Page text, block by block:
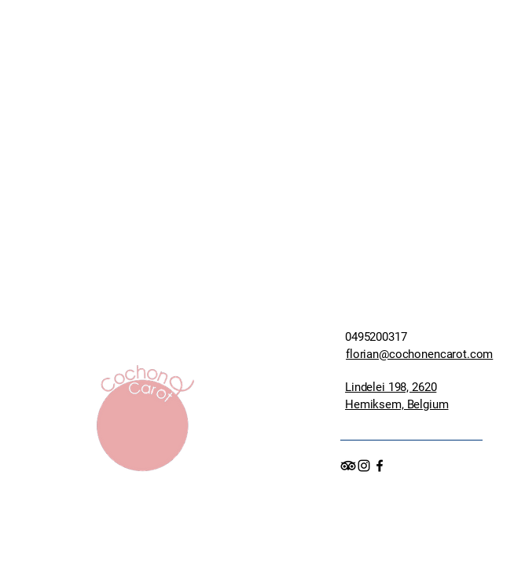
0495200317
florian@cochonencarot.com
Lindelei 198, 2620
Hemiksem, Belgium